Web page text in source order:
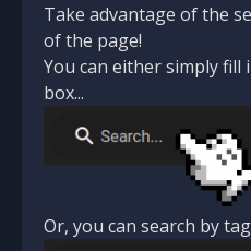
Take advantage of the
of the page!
You can either simply fill
box...
Or, you can search by